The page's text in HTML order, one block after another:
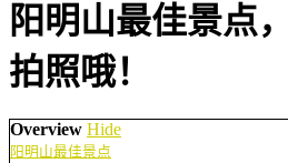
阳明山最佳景点
拍照哦！
Overview Hide
阳明山最佳景点